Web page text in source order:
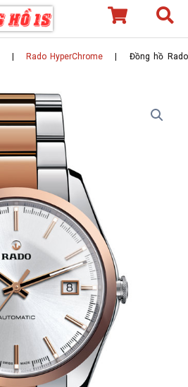
Rado HyperChrome
Đồng hồ Rado